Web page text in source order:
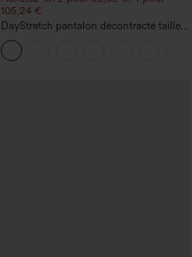
105,24 €
DayStretch pantalon décontracté taille
haute avec poches et coupe droite